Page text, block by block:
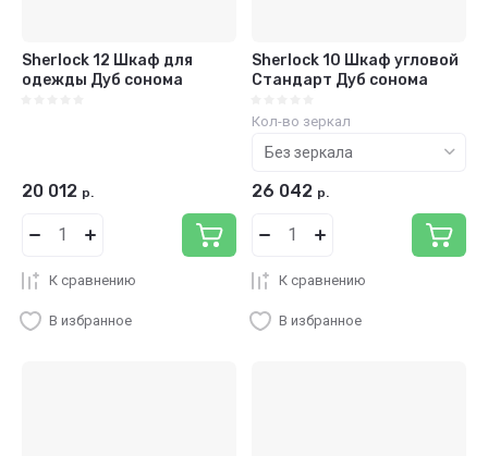
Sherlock 12 Шкаф для
одежды Дуб сонома
20 012 р.
К сравнению
В избранное
Sherlock 10 Шкаф угловой
Стандарт Дуб сонома
Кол-во зеркал
26 042 р.
К сравнению
В избранное